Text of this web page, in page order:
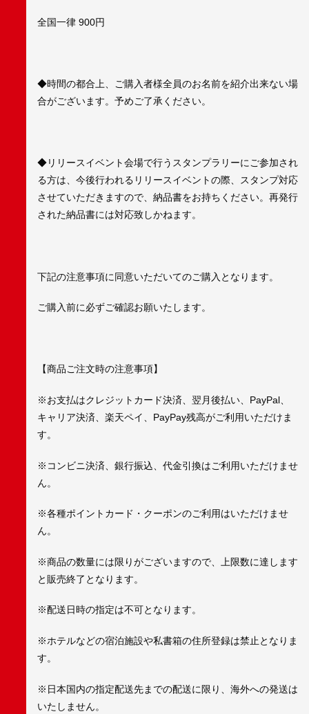
全国一律 900円
◆時間の都合上、ご購入者様全員のお名前を紹介出来ない場
合がございます。予めご了承ください。
◆リリースイベント会場で行うスタンプラリーにご参加され
る方は、今後行われるリリースイベントの際、スタンプ対応
させていただきますので、納品書をお持ちください。再発行
された納品書には対応致しかねます。
下記の注意事項に同意いただいてのご購入となります。
ご購入前に必ずご確認お願いたします。
【商品ご注文時の注意事項】
※お支払はクレジットカード決済、翌月後払い、PayPal、
キャリア決済、楽天ペイ、PayPay残高がご利用いただけま
す。
※コンビニ決済、銀行振込、代金引換はご利用いただけませ
ん。
※各種ポイントカード・クーポンのご利用はいただけませ
ん。
※商品の数量には限りがございますので、上限数に達します
と販売終了となります。
※配送日時の指定は不可となります。
※ホテルなどの宿泊施設や私書箱の住所登録は禁止となりま
す。
※日本国内の指定配送先までの配送に限り、海外への発送は
いたしません。